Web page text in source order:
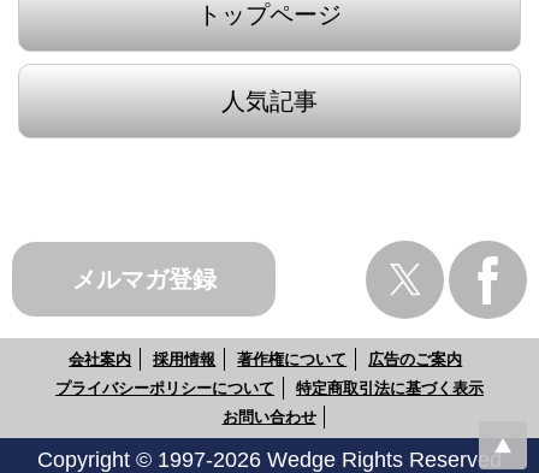
トップページ
人気記事
メルマガ登録
会社案内 採用情報 著作権について
広告のご案内
プライバシーポリシーについて
特定商取引法に基づく表示
お問い合わせ
Copyright © 1997-2026 Wedge Rights Reserved